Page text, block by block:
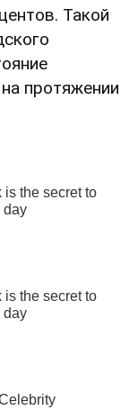
Такой
протяжении